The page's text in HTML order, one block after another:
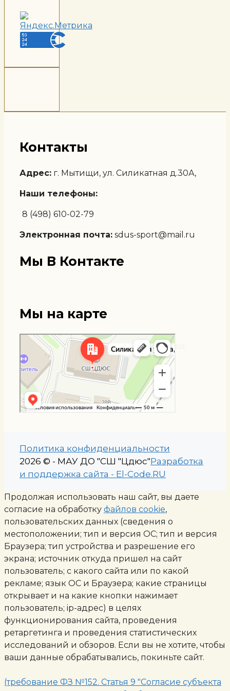
Контакты
Адрес: г. Мытищи, ул. Силикатная д.30А,
Наши телефоны:
8 (498) 610-02-79
Электронная почта: sdus-sport@mail.ru
Мы В Контакте
Мы на карте
Мытищи
Яндекс Карты — транспорт, навигация, поиск мест
Политика конфиденциальности
2026 © - МАУ ДО "СШ "Цдюс"Разработка
и поддержка сайта - El-Code.RU
Продолжая использовать наш сайт, вы даете
согласие на обработку файлов cookie,
пользовательских данных (сведения о
местоположении; тип и версия ОС; тип и версия
Браузера; тип устройства и разрешение его
экрана; источник откуда пришел на сайт
пользователь; с какого сайта или по какой
рекламе; язык ОС и Браузера; какие страницы
открывает и на какие кнопки нажимает
пользователь; ip-адрес) в целях
функционирования сайта, проведения
ретаргетинга и проведения статистических
исследований и обзоров. Если вы не хотите, чтобы
ваши данные обрабатывались, покиньте сайт.
(требование ФЗ №152. Статья 9 "Согласие субъекта